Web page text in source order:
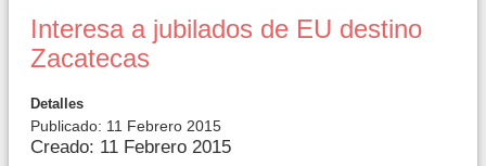
Interesa a jubilados de EU destino
Zacatecas
Detalles
Publicado: 11 Febrero 2015
Creado: 11 Febrero 2015